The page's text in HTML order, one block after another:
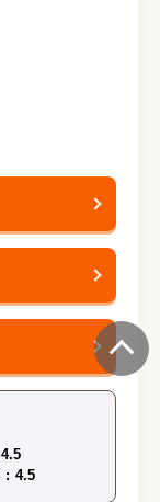
4.5
4.5